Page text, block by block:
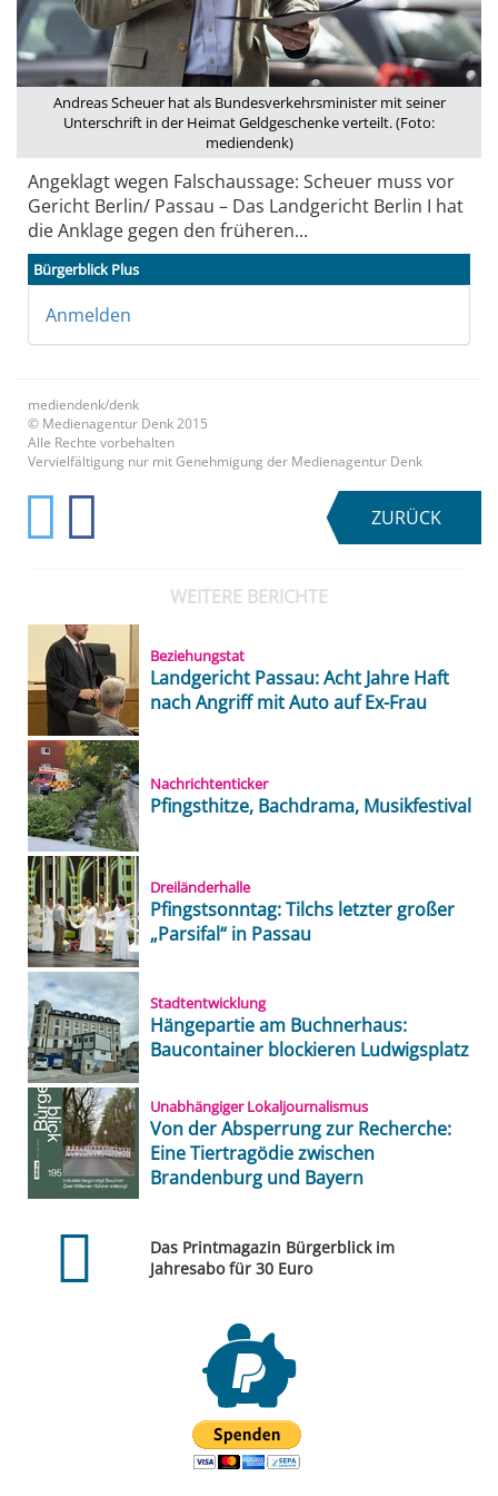
Andreas Scheuer hat als Bundesverkehrsminister mit seiner
Unterschrift in der Heimat Geldgeschenke verteilt. (Foto:
mediendenk)
Angeklagt wegen Falschaussage: Scheuer muss vor
Gericht Berlin/ Passau – Das Landgericht Berlin I hat
die Anklage gegen den früheren...
Bürgerblick Plus
Anmelden
mediendenk/denk
© Medienagentur Denk 2015
Alle Rechte vorbehalten
Vervielfältigung nur mit Genehmigung der Medienagentur Denk
ZURÜCK
WEITERE BERICHTE
Beziehungstat
Landgericht Passau: Acht Jahre Haft
nach Angriff mit Auto auf Ex-Frau
Nachrichtenticker
Pfingsthitze, Bachdrama, Musikfestival
Dreiländerhalle
Pfingstsonntag: Tilchs letzter großer
„Parsifal“ in Passau
Stadtentwicklung
Hängepartie am Buchnerhaus:
Baucontainer blockieren Ludwigsplatz
Unabhängiger Lokaljournalismus
Von der Absperrung zur Recherche:
Eine Tiertragödie zwischen
Brandenburg und Bayern
Das Printmagazin Bürgerblick im
Jahresabo für 30 Euro